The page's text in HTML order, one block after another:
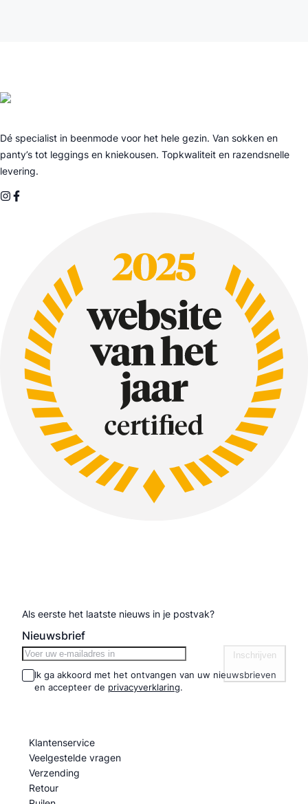
Dé specialist in beenmode voor het hele gezin. Van sokken en
panty’s tot leggings en kniekousen. Topkwaliteit en razendsnelle
levering.
Als eerste het laatste nieuws in je postvak?
Nieuwsbrief
Ik ga akkoord met het ontvangen van uw nieuwsbrieven
en accepteer de privacyverklaring.
Inschrijven
Klantenservice
Veelgestelde vragen
Verzending
Retour